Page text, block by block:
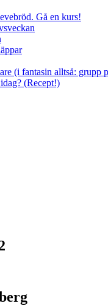
Gå en kurs!
(i fantasin alltså: grupp
(Recept!)